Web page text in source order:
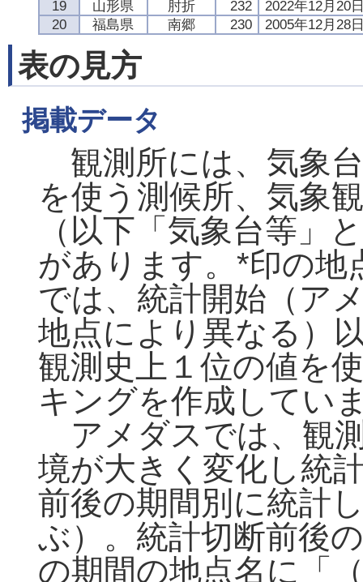
19
山形県 肘折 232
2022年12月20
20
福島県 南郷 230 2005年12月28
表の見方
掲載データ
観測所には、気象
を使う測候所、気象
（以下「気象台等」
があります。*印の地
では、統計開始（ア
地点により異なる）
観測史上１位の値を
キングを作成してい
アメダスでは、観
境が大きく変化し統
前後の期間別に統計
ぶ）。統計切断前後
の期間の地点名に「